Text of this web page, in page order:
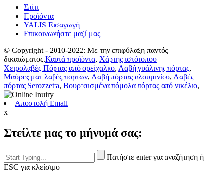
Σπίτι
Προϊόντα
YALIS Εισαγωγή
Επικοινωνήστε μαζί μας
© Copyright - 2010-2022: Με την επιφύλαξη παντός
δικαιώματος.Καυτά προϊόντα, Χάρτης ιστότοπου
Χειρολαβές Πόρτας από ορείχαλκο, Λαβή γυάλινης πόρτας,
Μαύρες ματ λαβές πορτών, Λαβή πόρτας αλουμινίου, Λαβές
πόρτας Serozzetta, Βουρτσισμένα πόμολα πόρτας από νικέλιο,
Αποστολή Email
x
Στείλτε μας το μήνυμά σας:
Πατήστε enter για αναζήτηση ή
ESC για κλείσιμο